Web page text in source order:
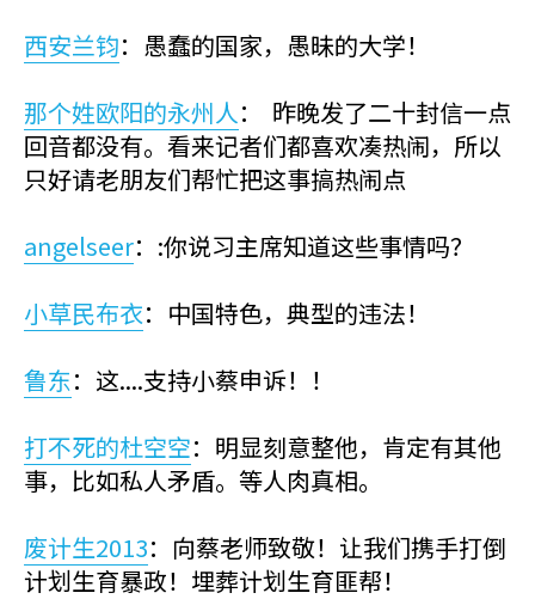
西安兰钧：愚蠢的国家，愚昧的大学！
那个姓欧阳的永州人： 昨晚发了二十封信一点
回音都没有。看来记者们都喜欢凑热闹，所以
只好请老朋友们帮忙把这事搞热闹点
angelseer：:你说习主席知道这些事情吗？
小草民布衣：中国特色，典型的违法！
鲁东：这....支持小蔡申诉！！
打不死的杜空空：明显刻意整他，肯定有其他
事，比如私人矛盾。等人肉真相。
废计生2013：向蔡老师致敬！让我们携手打倒
计划生育暴政！埋葬计划生育匪帮！